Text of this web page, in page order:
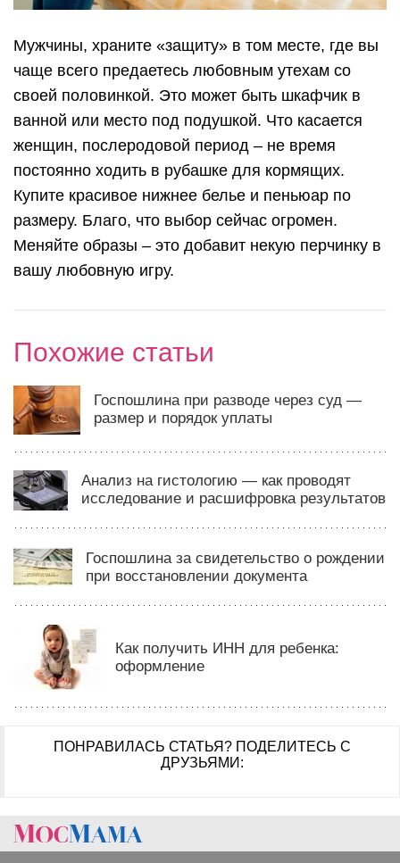
Мужчины, храните «защиту» в том месте, где вы
чаще всего предаетесь любовным утехам со
своей половинкой. Это может быть шкафчик в
ванной или место под подушкой. Что касается
женщин, послеродовой период – не время
постоянно ходить в рубашке для кормящих.
Купите красивое нижнее белье и пеньюар по
размеру. Благо, что выбор сейчас огромен.
Меняйте образы – это добавит некую перчинку в
вашу любовную игру.
Похожие статьи
Госпошлина при разводе через суд —
размер и порядок уплаты
Анализ на гистологию — как проводят
исследование и расшифровка результатов
Госпошлина за свидетельство о рождении
при восстановлении документа
Как получить ИНН для ребенка:
оформление
ПОНРАВИЛАСЬ СТАТЬЯ? ПОДЕЛИТЕСЬ С
ДРУЗЬЯМИ: